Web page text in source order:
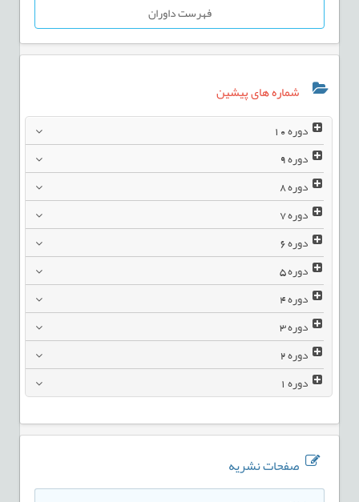
فهرست داوران
شماره های پیشین
دوره10
دوره9
دوره8
دوره7
دوره6
دوره5
دوره4
دوره3
دوره2
دوره1
صفحات نشریه